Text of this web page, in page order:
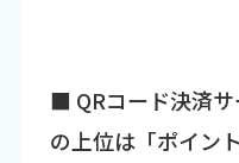
■ QRコード決済
の上位は「ポイン